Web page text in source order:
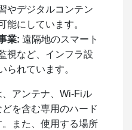
やデジタルコンテン
能にしています。
業: 遠隔地のスマート
視など、インフラ設
られています。
アンテナ、Wi-Fiル
を含む専用のハード
また、使用する場所